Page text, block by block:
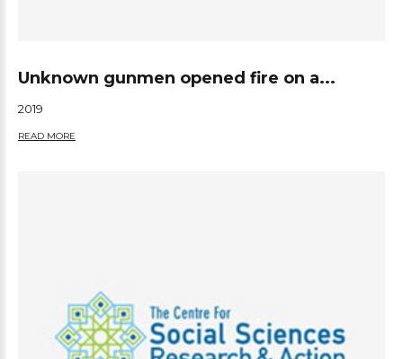
Unknown gunmen opened fire on a...
2019
READ MORE